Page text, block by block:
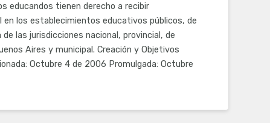
educandos tienen derecho a recibir
en los establecimientos educativos públicos, de
las jurisdicciones nacional, provincial, de
Aires y municipal. Creación y Objetivos
Octubre 4 de 2006 Promulgada: Octubre